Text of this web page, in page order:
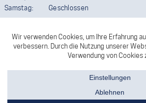
Samstag:
Geschlossen
ersuchen aber um telefonische Vereinbarung.